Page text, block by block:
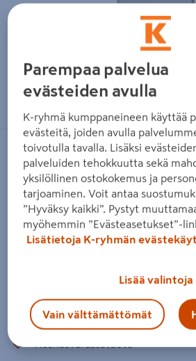
Zoomaa kuvaa sormilla
Sisustuslevy Fibo
White
FIBO
Tuotenumero:502517154 EAN-koodi:
kuosia, joilla on helppo tehdä yhtä
pakkauksissa. Levyn hyötymitta on 60
Parempaa palvelua
evästeiden avulla
K-ryhmä kumppaneineen käyttää
evästeitä, joiden avulla
toivotulla tavalla. Lisäksi
palveluiden tehokkuutta sekä
yksilöllinen ostokokemus ja
tarjoaminen. Voit antaa
”Hyväksy kaikki”. Pystyt
myöhemmin ”Evästeasetukset”-
Lisätietoja K-ryhmän
Lisää valintoja
Vain välttämättömät